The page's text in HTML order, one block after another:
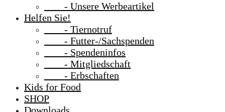
- Unsere Werbeartikel
Helfen Sie!
- Tiernotruf
- Futter-/Sachspenden
- Spendeninfos
- Mitgliedschaft
- Erbschaften
Kids for Food
SHOP